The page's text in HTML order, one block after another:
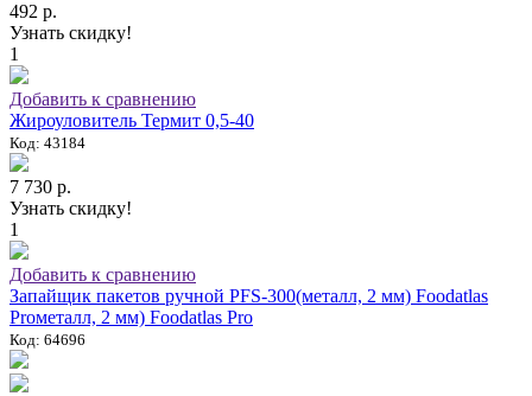
492 р.
Узнать скидку!
1
Добавить к сравнению
Жироуловитель Термит 0,5-40
Код: 43184
7 730 р.
Узнать скидку!
1
Добавить к сравнению
Запайщик пакетов ручной PFS-300(металл, 2 мм) Foodatlas
Proметалл, 2 мм) Foodatlas Pro
Код: 64696